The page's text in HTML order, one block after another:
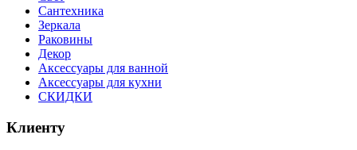
Сантехника
Зеркала
Раковины
Декор
Аксессуары для ванной
Аксессуары для кухни
СКИДКИ
Клиенту